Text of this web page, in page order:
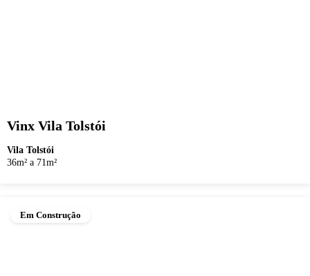
Vinx Vila Tolstói
Vila Tolstói
36m² a 71m²
Em Construção